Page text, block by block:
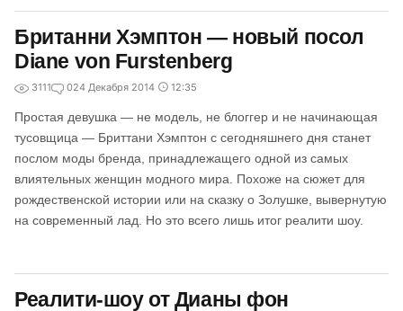
Британни Хэмптон — новый посол
Diane von Furstenberg
3111 024 Декабря 2014 12:35
Простая девушка — не модель, не блоггер и не начинающая
тусовщица — Бриттани Хэмптон с сегодняшнего дня станет
послом моды бренда, принадлежащего одной из самых
влиятельных женщин модного мира. Похоже на сюжет для
рождественской истории или на сказку о Золушке, вывернутую
на современный лад. Но это всего лишь итог реалити шоу.
Реалити-шоу от Дианы фон